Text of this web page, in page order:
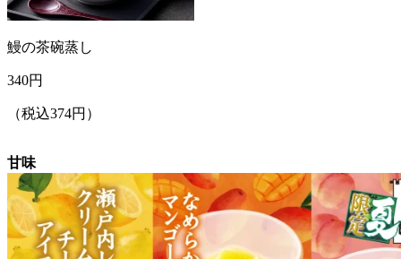
鰻の茶碗蒸し
340円
（税込374円）
甘味